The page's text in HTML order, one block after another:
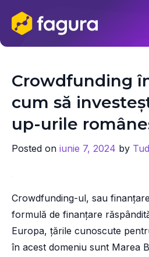
content
Crowdfunding
cum să
up-urile
Posted on iunie 7, 2024 by
Crowdfunding-ul, sau
formulă de finanțare
Europa, țările cunoscute
în acest domeniu sunt Marea